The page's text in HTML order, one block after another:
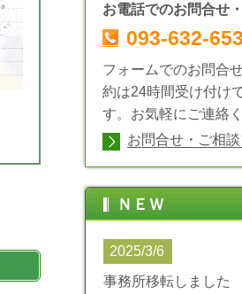
お電話でのお問合せ
093-632-
フォームでのお問合
約は24時間受け付け
す。お気軽にご連絡く
お問合せ・ご相
ＮＥＷ
2025/3/6
事務所移転しました